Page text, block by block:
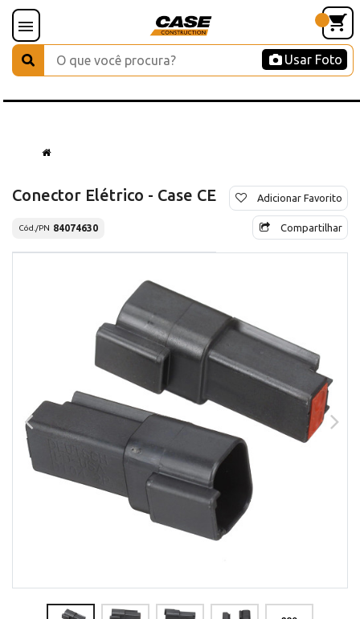
Usar Foto
Conector Elétrico - Case CE
Cód./PN 84074630
Adicionar Favorito
Compartilhar